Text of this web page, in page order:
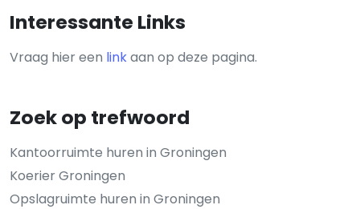
Interessante Links
Vraag hier een linkaan op deze pagina.
Zoek op trefwoord
Kantoorruimte huren in Groningen
Koerier Groningen
Opslagruimte huren in Groningen